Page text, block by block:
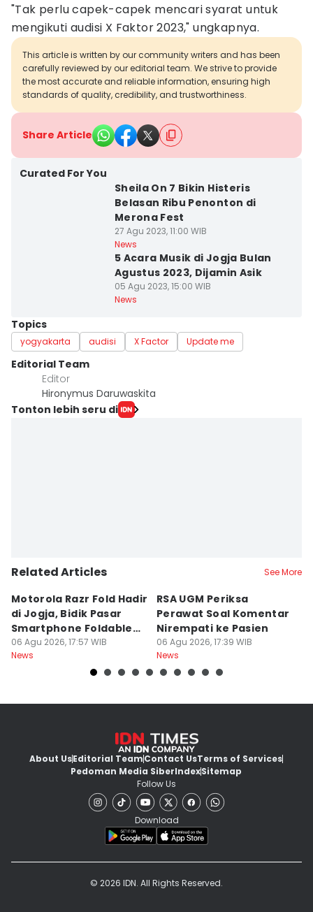
"Tak perlu capek-capek mencari syarat untuk
mengikuti audisi X Faktor 2023," ungkapnya.‎
This article is written by our community writers and has been
carefully reviewed by our editorial team. We strive to provide
the most accurate and reliable information, ensuring high
standards of quality, credibility, and trustworthiness.
Share Article
Curated For You
Sheila On 7 Bikin Histeris
Belasan Ribu Penonton di
Merona Fest
27 Agu 2023, 11:00 WIB
News
5 Acara Musik di Jogja Bulan
Agustus 2023, Dijamin Asik
05 Agu 2023, 15:00 WIB
News
Topics
yogyakarta audisi X Factor Update me
Editorial Team
Editor
Hironymus Daruwaskita
Tonton lebih seru di
Related Articles See More
Motorola Razr Fold Hadir
di Jogja, Bidik Pasar
Smartphone Foldable
Premium
06 Agu 2026, 17:57 WIB
News
RSA UGM Periksa
Perawat Soal Komentar
Nirempati ke Pasien
06 Agu 2026, 17:39 WIB
News
About UsEditorial TeamContact UsTerms of Services
Pedoman Media SiberIndexSitemap
Follow Us
Download
© 2026 IDN. All Rights Reserved.